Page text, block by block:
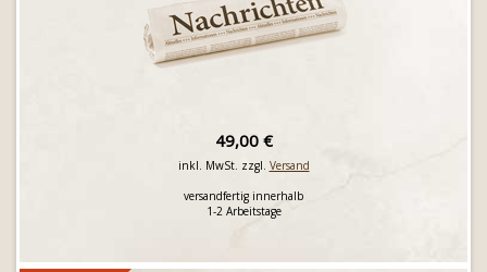
49,00 €
inkl. MwSt. zzgl. Versand
versandfertig innerhalb
1-2 Arbeitstage